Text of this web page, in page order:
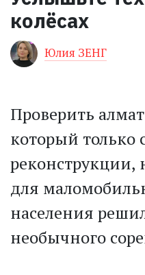
колёсах
Юлия ЗЕНГ
Проверить
который только
реконструкции,
для
населения
необычного